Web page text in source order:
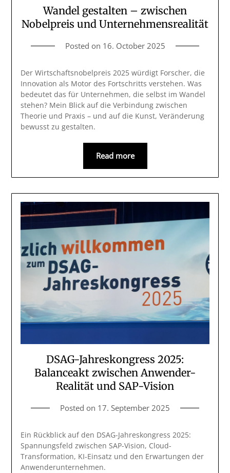
Wandel gestalten – zwischen
Nobelpreis und Unternehmensrealität
Posted on 16. October 2025
Der Wirtschaftsnobelpreis 2025 würdigt Forscher, die
Innovation als Motor des Fortschritts verstehen. Was
bedeutet das für Unternehmen, die selbst im Wandel
stehen? Mein Blick auf die Verbindung zwischen
Theorie und Praxis – und auf die Kunst, Veränderung
bewusst zu gestalten.
Read more
DSAG-Jahreskongress 2025:
Balanceakt zwischen Anwender-
Realität und SAP-Vision
Posted on 17. September 2025
Ein Rückblick auf den DSAG-Jahreskongress 2025:
Spannungsfeld zwischen SAP-Vision, Cloud-
Transformation, KI-Einsatz und den Erwartungen der
Anwenderunternehmen.